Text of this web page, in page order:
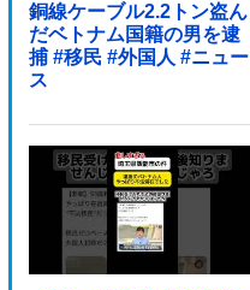
銅線ケーブル2.2トン盗ん
だベトナム国籍の男を逮
捕 #移民 #外国人 #ニュー
ス